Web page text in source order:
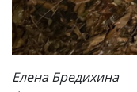
Елена Бредихина